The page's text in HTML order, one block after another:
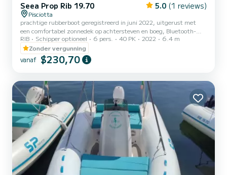
Seea Prop Rib 19.70 5.0 (1 reviews)
Pisciotta
prachtige rubberboot geregistreerd in juni 2022, uitgerust met
een comfortabel zonnedek op achtersteven en boeg, Bluetooth-
stereo, douche, comfortabele instapladder, achterstevenplatforms
van glasvezel, Selva 40 PK-motor
RIB Schipper optioneel 6 pers. 40 PK 2022
6.4 m
Zonder vergunning
vanaf $230,70